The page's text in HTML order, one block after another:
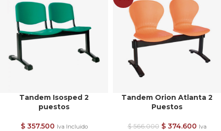
Tandem Isosped 2
puestos
$357.500 Iva Incluido
Tandem Orion Atlanta 2
Puestos
$566.000 $374.600 Iva